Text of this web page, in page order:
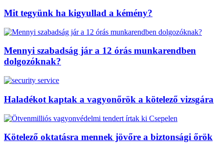
Mit tegyünk ha kigyullad a kémény?
Mennyi szabadság jár a 12 órás munkarendben
dolgozóknak?
Haladékot kaptak a vagyonőrök a kötelező vizsgára
Kötelező oktatásra mennek jövőre a biztonsági őrök